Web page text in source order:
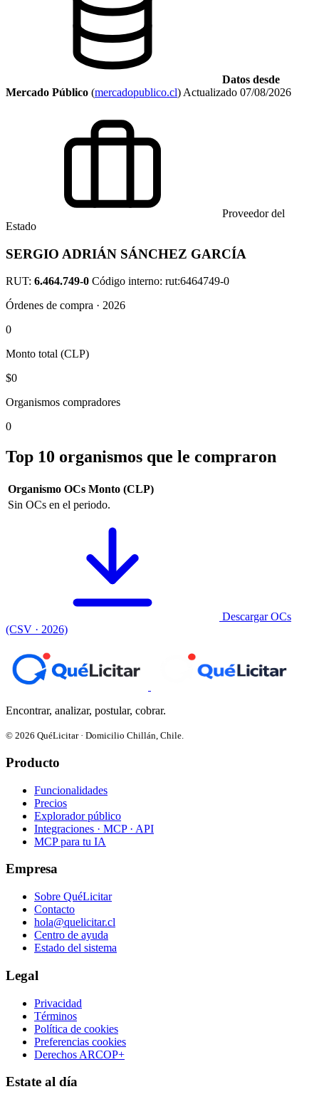
Datos desde
Mercado Público (mercadopublico.cl) Actualizado 07/08/2026
Proveedor del
Estado
SERGIO ADRIÁN SÁNCHEZ GARCÍA
RUT: 6.464.749-0 Código interno: rut:6464749-0
Órdenes de compra · 2026
0
Monto total (CLP)
$0
Organismos compradores
0
Top 10 organismos que le compraron
Organismo OCs Monto (CLP)
Sin OCs en el periodo.
Descargar OCs
(CSV · 2026)
Encontrar, analizar, postular, cobrar.
© 2026 QuéLicitar · Domicilio Chillán, Chile.
Producto
Funcionalidades
Precios
Explorador público
Integraciones · MCP · API
MCP para tu IA
Empresa
Sobre QuéLicitar
Contacto
hola@quelicitar.cl
Centro de ayuda
Estado del sistema
Legal
Privacidad
Términos
Política de cookies
Preferencias cookies
Derechos ARCOP+
Estate al día